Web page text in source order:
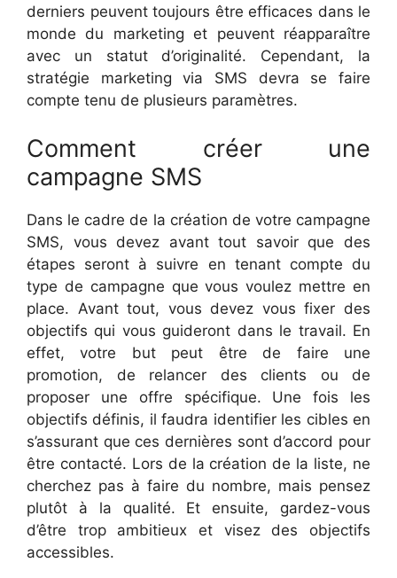
derniers peuvent toujours être efficaces dans le
monde du marketing et peuvent réapparaître
avec un statut d’originalité. Cependant, la
stratégie marketing via SMS devra se faire
compte tenu de plusieurs paramètres.
Comment créer une
campagne SMS
Dans le cadre de la création de votre campagne
SMS, vous devez avant tout savoir que des
étapes seront à suivre en tenant compte du
type de campagne que vous voulez mettre en
place. Avant tout, vous devez vous fixer des
objectifs qui vous guideront dans le travail. En
effet, votre but peut être de faire une
promotion, de relancer des clients ou de
proposer une offre spécifique. Une fois les
objectifs définis, il faudra identifier les cibles en
s’assurant que ces dernières sont d’accord pour
être contacté. Lors de la création de la liste, ne
cherchez pas à faire du nombre, mais pensez
plutôt à la qualité. Et ensuite, gardez-vous
d’être trop ambitieux et visez des objectifs
accessibles.